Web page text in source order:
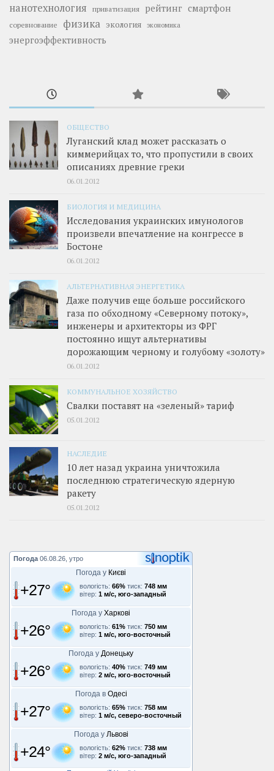
нанотехнология приватизация рейтинг смартфон
соревнование физика экология экономика
энергоэффективность
ОБЩЕСТВО
Луганский клад может рассказать о
киммерийцах то, что пропустили в своих
описаниях древние греки
06.01.2012
БИОЛОГИЯ И МЕДИЦИНА
Исследования украинских имунологов
произвели впечатление на конгрессе в
Бостоне
06.01.2012
АЛЬТЕРНАТИВНАЯ ЭНЕРГЕТИКА
Даже получив еще больше российского
газа по обходному «Северному потоку»,
инженеры и архитекторы из ФРГ
постоянно ищут альтернативы
дорожающим черному и голубому «золоту»
06.01.2012
КОММУНАЛЬНОЕ ХОЗЯЙСТВО
Свалки поставят на «зеленый» тариф
05.01.2012
НАСЛЕДИЕ
10 лет назад украина уничтожила
последнюю стратегическую ядерную
ракету
05.01.2012
Погода 06.08.26, утро
Погода у Києві
+27° вологість: 66% тиск: 748 мм
вітер: 1 м/с, юго-западный
Погода у Харкові
+26° вологість: 61% тиск: 750 мм
вітер: 1 м/с, юго-восточный
Погода у Донецьку
+26° вологість: 40% тиск: 749 мм
вітер: 2 м/с, юго-восточный
Погода в Одесі
+27° вологість: 65% тиск: 758 мм
вітер: 1 м/с, северо-восточный
Погода у Львові
+24° вологість: 62% тиск: 738 мм
вітер: 2 м/с, юго-западный